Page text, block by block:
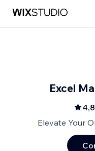
Excel
4,8